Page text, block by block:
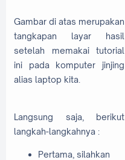
Gambar di atas merupakan
tangkapan layar hasil
setelah memakai tutorial
ini pada komputer jinjing
alias laptop kita.
Langsung saja, berikut
langkah-langkahnya :
Pertama, silahkan